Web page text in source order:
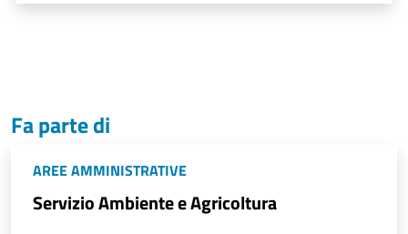
Fa parte di
AREE AMMINISTRATIVE
Servizio Ambiente e Agricoltura